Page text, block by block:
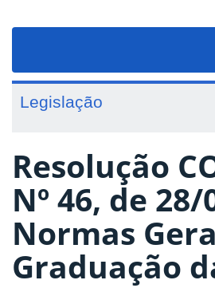
Legislação
Resolução
Nº 46, de
Normas
Graduação